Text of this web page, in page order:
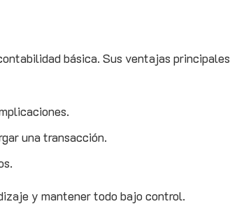
básica. Sus ventajas principales
una transacción.
y mantener todo bajo control.